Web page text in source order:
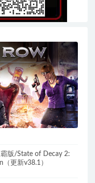
版/State of Decay 2:
更新v38.1）